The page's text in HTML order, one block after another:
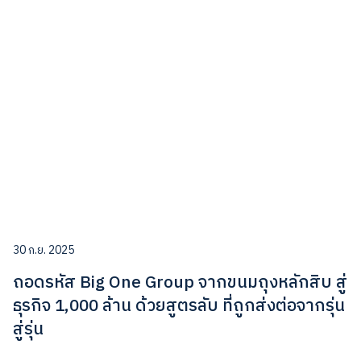
30 ก.ย. 2025
ถอดรหัส Big One Group จากขนมถุงหลักสิบ สู่
ธุรกิจ 1,000 ล้าน ด้วยสูตรลับ ที่ถูกส่งต่อจากรุ่น
สู่รุ่น